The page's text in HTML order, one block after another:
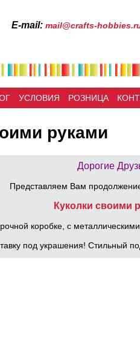
Е-mail: mail@crafts-
УСЛОВИЯ РОЗНИЦА
руками
Дорогие
Представляем Вам
Куколки своими
коробке, с
под украшения! Стильный